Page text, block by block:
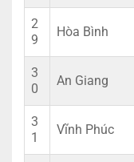
2
9
Hòa Bình
3
0
An Giang
3
1
Vĩnh Phúc